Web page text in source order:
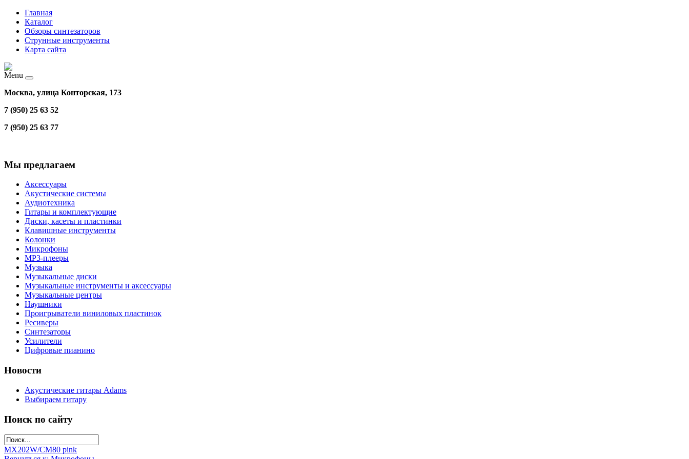
Главная
Каталог
Обзоры синтезаторов
Струнные инструменты
Карта сайта
Menu
Москва, улица Конторская, 173
7 (950) 25 63 52
7 (950) 25 63 77
Мы предлагаем
Аксессуары
Акустические системы
Аудиотехника
Гитары и комплектующие
Диски, касеты и пластинки
Клавишные инструменты
Колонки
Микрофоны
МР3-плееры
Музыка
Музыкальные диски
Музыкальные инструменты и аксессуары
Музыкальные центры
Наушники
Проигрыватели виниловых пластинок
Ресиверы
Синтезаторы
Усилители
Цифровые пианино
Новости
Акустические гитары Adams
Выбираем гитару
Поиск по сайту
MX202W/CM80 pink